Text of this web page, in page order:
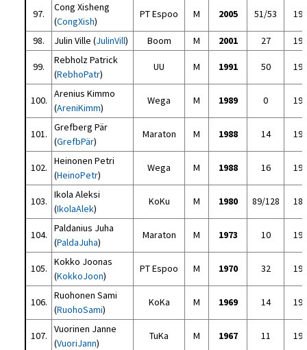
97.
Cong Xisheng
(CongXish)
PT Espoo M 2005 51/53
98. Julin Ville (JulinVill) Boom M 2001 27
99.
Rebholz Patrick
(RebhoPatr)
UU M 1991 50
100.
Arenius Kimmo
(AreniKimm)
Wega M 1989 0
101.
Grefberg Pär
(GrefbPär)
Maraton M 1988 14
102.
Heinonen Petri
(HeinoPetr)
Wega M 1988 16
103.
Ikola Aleksi
(IkolaAlek)
KoKu M 1980 89/128
104.
Paldanius Juha
(PaldaJuha)
Maraton M 1973 10
105.
Kokko Joonas
(KokkoJoon)
PT Espoo M 1970 32
106.
Ruohonen Sami
(RuohoSami)
KoKa M 1969 14
107.
Vuorinen Janne
(VuoriJann)
TuKa M 1967 11